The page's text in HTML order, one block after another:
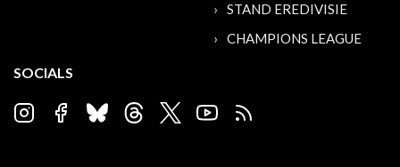
STAND EREDIVISIE
CHAMPIONS LEAGUE
SOCIALS